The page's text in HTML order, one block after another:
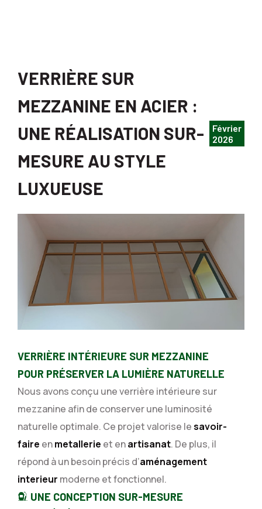
VERRIÈRE SUR
MEZZANINE EN ACIER :
UNE RÉALISATION SUR-
MESURE AU STYLE
LUXUEUSE
Février
2026
VERRIÈRE INTÉRIEURE SUR MEZZANINE
POUR PRÉSERVER LA LUMIÈRE NATURELLE
Nous avons conçu une verrière intérieure sur
mezzanine afin de conserver une luminosité
naturelle optimale. Ce projet valorise lesavoir-
faire enmetallerie et enartisanat. De plus, il
répond à un besoin précis d’aménagement
interieur moderne et fonctionnel.
UNE CONCEPTION SUR-MESURE